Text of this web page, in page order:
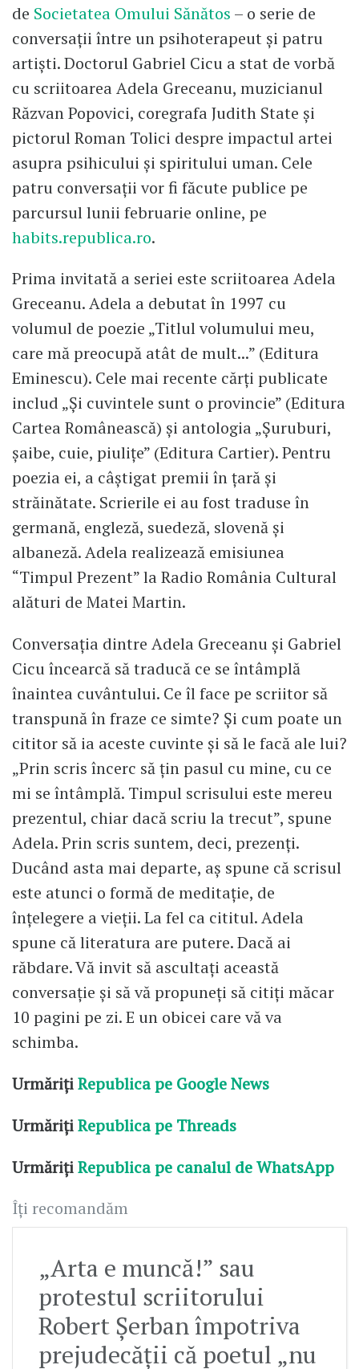
de Societatea Omului Sănătos – o serie de
conversații între un psihoterapeut și patru
artiști. Doctorul Gabriel Cicu a stat de vorbă
cu scriitoarea Adela Greceanu, muzicianul
Răzvan Popovici, coregrafa Judith State și
pictorul Roman Tolici despre impactul artei
asupra psihicului și spiritului uman. Cele
patru conversații vor fi făcute publice pe
parcursul lunii februarie online, pe
habits.republica.ro.
Prima invitată a seriei este scriitoarea Adela
Greceanu. Adela a debutat în 1997 cu
volumul de poezie „Titlul volumului meu,
care mă preocupă atât de mult...” (Editura
Eminescu). Cele mai recente cărți publicate
includ „Și cuvintele sunt o provincie” (Editura
Cartea Românească) și antologia „Șuruburi,
șaibe, cuie, piulițe” (Editura Cartier). Pentru
poezia ei, a câștigat premii în țară și
străinătate. Scrierile ei au fost traduse în
germană, engleză, suedeză, slovenă și
albaneză. Adela realizează emisiunea
“Timpul Prezent” la Radio România Cultural
alături de Matei Martin.
Conversația dintre Adela Greceanu și Gabriel
Cicu încearcă să traducă ce se întâmplă
înaintea cuvântului. Ce îl face pe scriitor să
transpună în fraze ce simte? Și cum poate un
cititor să ia aceste cuvinte și să le facă ale lui?
„Prin scris încerc să țin pasul cu mine, cu ce
mi se întâmplă. Timpul scrisului este mereu
prezentul, chiar dacă scriu la trecut”, spune
Adela. Prin scris suntem, deci, prezenți.
Ducând asta mai departe, aș spune că scrisul
este atunci o formă de meditație, de
înțelegere a vieții. La fel ca cititul. Adela
spune că literatura are putere. Dacă ai
răbdare. Vă invit să ascultați această
conversație și să vă propuneți să citiți măcar
10 pagini pe zi. E un obicei care vă va
schimba.
UrmărițiRepublica pe Google News
UrmărițiRepublica pe Threads
UrmărițiRepublica pe canalul de WhatsApp
Îți recomandăm
„Arta e muncă!” sau
protestul scriitorului
Robert Șerban împotriva
prejudecății că poetul „nu